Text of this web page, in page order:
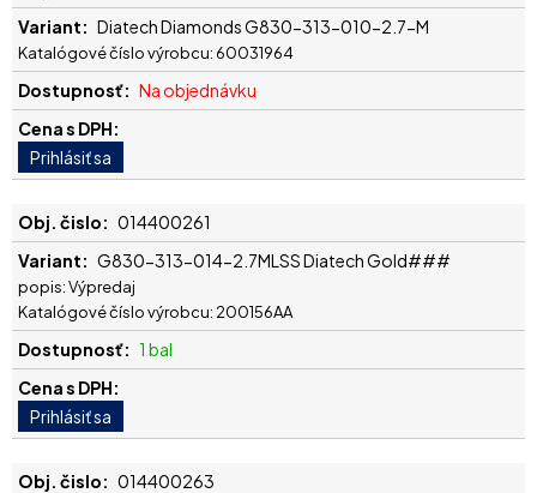
Diatech Diamonds G830-313-010-2.7-M
Katalógové číslo výrobcu: 60031964
Na objednávku
014400261
G830-313-014-2.7MLSS Diatech Gold###
popis: Výpredaj
Katalógové číslo výrobcu: 200156AA
1 bal
014400263